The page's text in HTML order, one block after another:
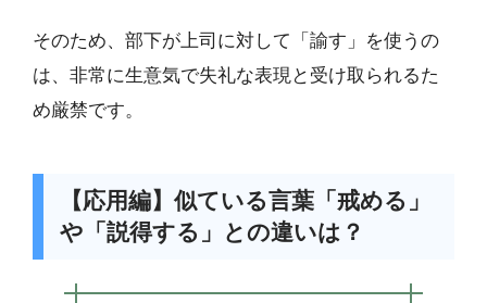
そのため、部下が上司に対して「諭す」を使うの
は、非常に生意気で失礼な表現と受け取られるた
め厳禁です。
【応用編】似ている言葉「戒める」
や「説得する」との違いは？